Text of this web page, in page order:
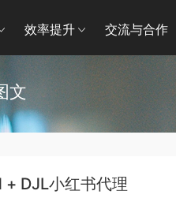
效率提升 交流与合作
文
+ DJL小红书代理